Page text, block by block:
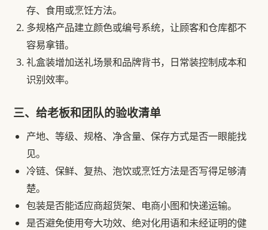
存、食用或烹饪方法。
多规格产品建立颜色或编号系统，让顾客和仓库都不
容易拿错。
礼盒装增加送礼场景和品牌背书，日常装控制成本和
识别效率。
三、给老板和团队的验收清单
产地、等级、规格、净含量、保存方式是否一眼能找
见。
冷链、保鲜、复热、泡饮或烹饪方法是否写得足够清
楚。
包装是否能适应商超货架、电商小图和快递运输。
是否避免使用夸大功效、绝对化用语和未经证明的健